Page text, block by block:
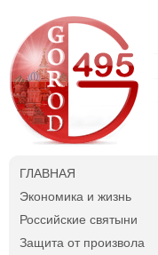
ГЛАВНАЯ
Экономика и жизнь
Российские святыни
Защита от произвола